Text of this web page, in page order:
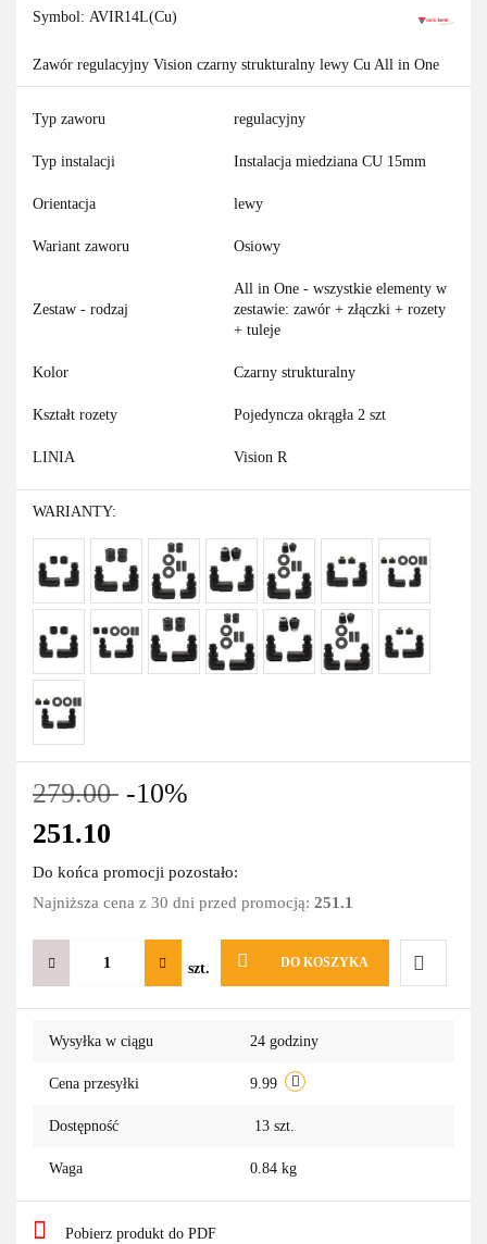
Symbol: AVIR14L(Cu)
Zawór regulacyjny Vision czarny strukturalny lewy Cu All in One
Typ zaworu regulacyjny
Typ instalacji Instalacja miedziana CU 15mm
Orientacja lewy
Wariant zaworu Osiowy
Zestaw - rodzaj
All in One - wszystkie elementy w
zestawie: zawór + złączki + rozety
+ tuleje
Kolor Czarny strukturalny
Kształt rozety Pojedyncza okrągła 2 szt
LINIA Vision R
WARIANTY:
279.00 -10%
251.10
Do końca promocji pozostało:
Najniższa cena z 30 dni przed promocją: 251.1
szt. DO KOSZYKA
Do
Wysyłka w ciągu 24 godziny
Cena przesyłki 9.99
Dostępność 13 szt.
Waga 0.84 kg
Pobierz produkt do PDF